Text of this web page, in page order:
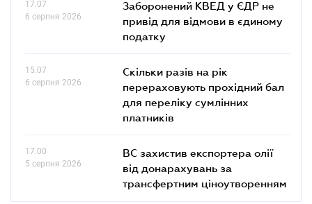
17.07
6 серпня 2026
Заборонений КВЕД у ЄДР не
привід для відмови в єдиному
податку
15.07
6 серпня 2026
Скільки разів на рік
перераховують прохідний бал
для переліку сумлінних
платників
17.00
5 серпня 2026
ВС захистив експортера олії
від донарахувань за
трансфертним ціноутворенням